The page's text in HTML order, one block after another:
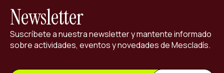
Newsletter
Suscríbete a nuestra newsletter y mantente informado
sobre actividades, eventos y novedades de Mescladís.